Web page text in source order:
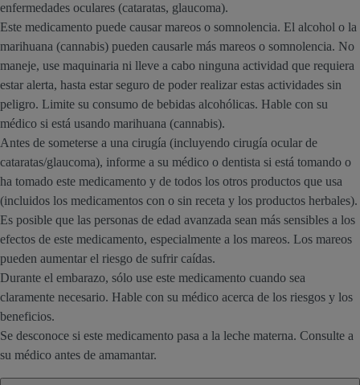
enfermedades oculares (cataratas, glaucoma).
Este medicamento puede causar mareos o somnolencia. El alcohol o la
marihuana (cannabis) pueden causarle más mareos o somnolencia. No
maneje, use maquinaria ni lleve a cabo ninguna actividad que requiera
estar alerta, hasta estar seguro de poder realizar estas actividades sin
peligro. Limite su consumo de bebidas alcohólicas. Hable con su
médico si está usando marihuana (cannabis).
Antes de someterse a una cirugía (incluyendo cirugía ocular de
cataratas/glaucoma), informe a su médico o dentista si está tomando o
ha tomado este medicamento y de todos los otros productos que usa
(incluidos los medicamentos con o sin receta y los productos herbales).
Es posible que las personas de edad avanzada sean más sensibles a los
efectos de este medicamento, especialmente a los mareos. Los mareos
pueden aumentar el riesgo de sufrir caídas.
Durante el embarazo, sólo use este medicamento cuando sea
claramente necesario. Hable con su médico acerca de los riesgos y los
beneficios.
Se desconoce si este medicamento pasa a la leche materna. Consulte a
su médico antes de amamantar.